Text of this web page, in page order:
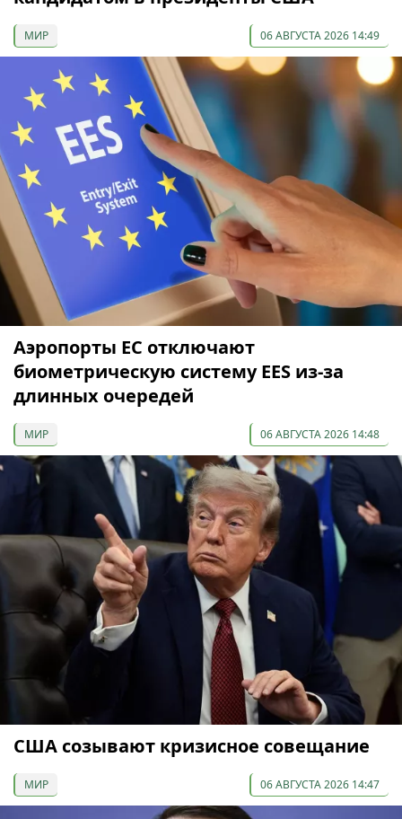
МИР 06 АВГУСТА 2026 14:49
Аэропорты ЕС отключают
биометрическую систему EES из-за
длинных очередей
МИР 06 АВГУСТА 2026 14:48
США созывают кризисное совещание
МИР 06 АВГУСТА 2026 14:47